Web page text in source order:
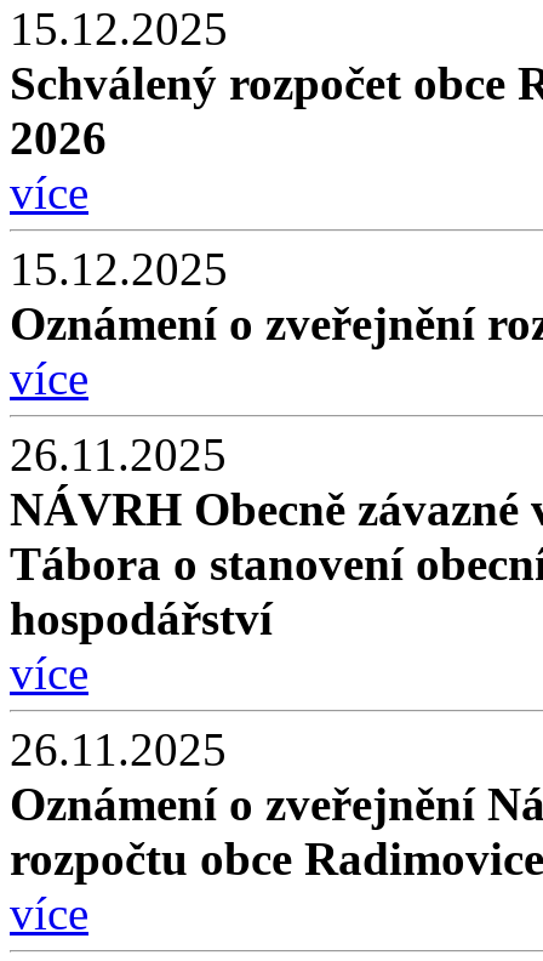
15.12.2025
Schválený rozpočet obce
2026
více
15.12.2025
Oznámení o zveřejnění
více
26.11.2025
NÁVRH Obecně
Tábora o stanovení
hospodářství
více
26.11.2025
Oznámení o zveřejnění
rozpočtu obce
více